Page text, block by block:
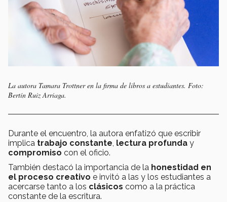
La autora Tamara Trottner en la firma de libros a estudiantes. Foto:
Bertín Ruiz Arriaga.
Durante el encuentro, la autora enfatizó que escribir
implica trabajo constante, lectura profunda y
compromiso con el oficio.
También destacó la importancia de la honestidad en
el proceso creativo e invitó a las y los estudiantes a
acercarse tanto a los clásicos como a la práctica
constante de la escritura.